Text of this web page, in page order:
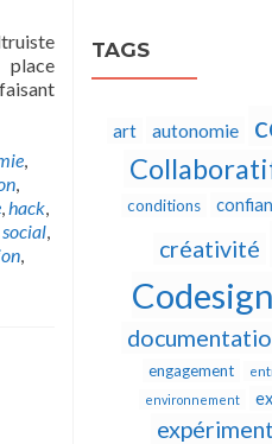
place
,
,
,hack,
,
,
TAGS
art autonomie
conditions
créativité
Codesign
engagement
environnement